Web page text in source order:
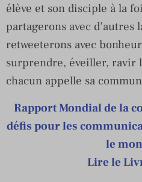
élève et son disciple à la
partagerons avec d’autres
retweeterons avec
surprendre, éveiller, ravir
chacun appelle sa
Rapport Mondial de la
défis pour les
le
Lire le